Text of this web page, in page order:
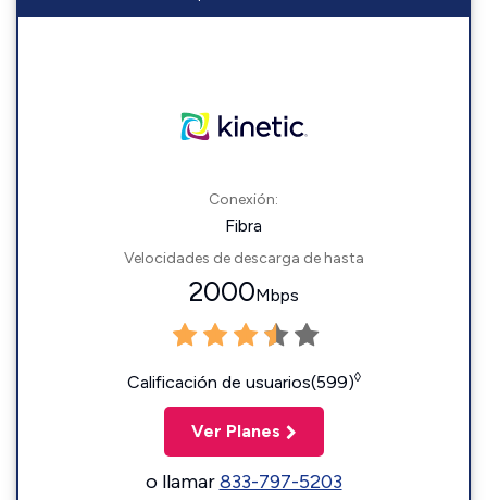
Conexión:
Fibra
Velocidades de descarga de hasta
2000Mbps
Calificación de usuarios(599)◊
Ver Planes
o llamar833-797-5203